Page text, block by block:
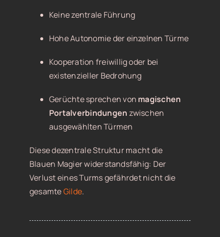
Keine zentrale Führung
Hohe Autonomie der einzelnen Türme
Kooperation freiwillig oder bei
existenzieller Bedrohung
Gerüchte sprechen von magischen
Portalverbindungen zwischen
ausgewählten Türmen
Diese dezentrale Struktur macht die
Blauen Magier widerstandsfähig: Der
Verlust eines Turms gefährdet nicht die
gesamteGilde.